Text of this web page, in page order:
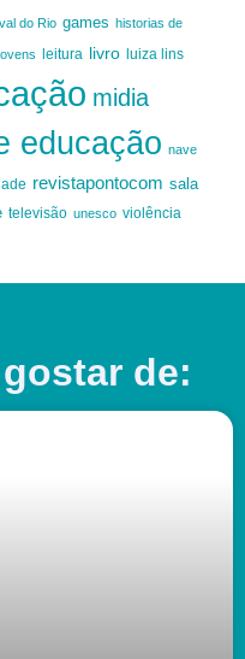
do Rio games historias de
leitura livro luiza lins
midia
educação nave
revistapontocom sala
televisão unesco violência
de: